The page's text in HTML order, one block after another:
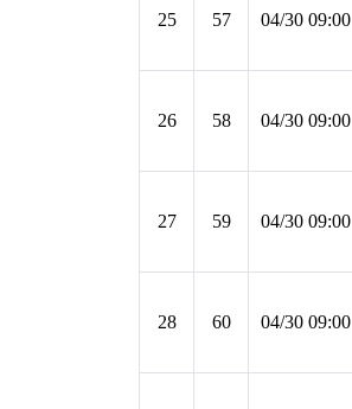
25 57 04/30 09:00
26 58 04/30 09:00
27 59 04/30 09:00
28 60 04/30 09:00